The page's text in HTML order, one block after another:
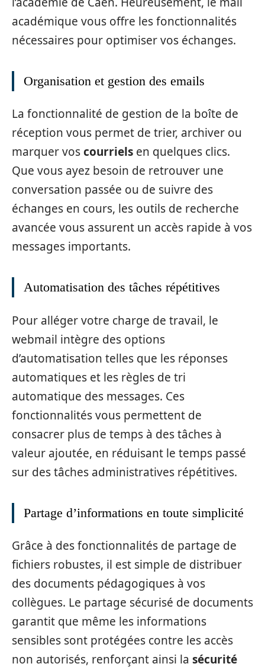
académique vous offre les fonctionnalités
nécessaires pour optimiser vos échanges.
Organisation et gestion des emails
La fonctionnalité de gestion de la boîte de
réception vous permet de trier, archiver ou
marquer voscourriels en quelques clics.
Que vous ayez besoin de retrouver une
conversation passée ou de suivre des
échanges en cours, les outils de recherche
avancée vous assurent un accès rapide à vos
messages importants.
Automatisation des tâches répétitives
Pour alléger votre charge de travail, le
webmail intègre des options
d’automatisation telles que les réponses
automatiques et les règles de tri
automatique des messages. Ces
fonctionnalités vous permettent de
consacrer plus de temps à des tâches à
valeur ajoutée, en réduisant le temps passé
sur des tâches administratives répétitives.
Partage d’informations en toute simplicité
Grâce à des fonctionnalités de partage de
fichiers robustes, il est simple de distribuer
des documents pédagogiques à vos
collègues. Le partage sécurisé de documents
garantit que même les informations
sensibles sont protégées contre les accès
non autorisés, renforçant ainsi la sécurité